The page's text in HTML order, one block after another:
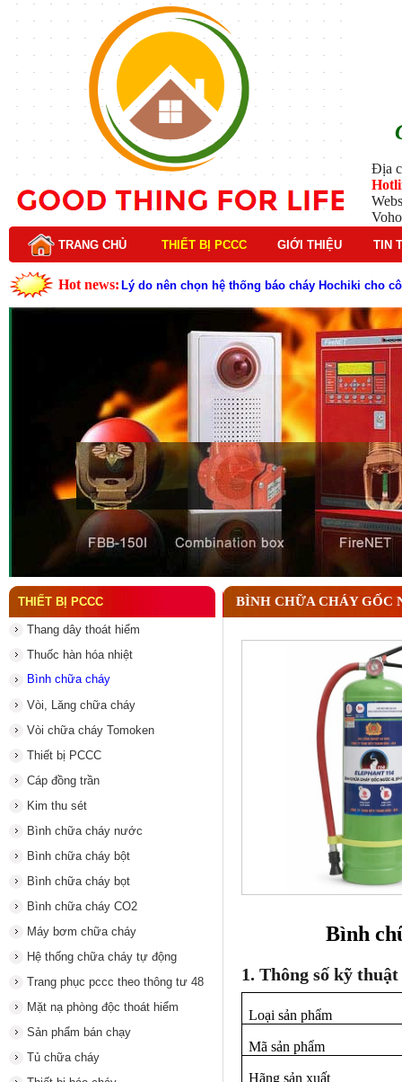
Địa
TRANG CHỦ THIẾT BỊ PCCC GIỚI THIỆU TIN
Hot news: Lý do nên chọn hệ thống báo cháy Hochiki cho
Cấu tạo và nguyên lý hoạt động của báo cháy
Tìm hiểu chi tiết về hệ thống báo cháy Horing
Các loại thang dây thoát hiểm phổ biến trên thị
Thang dây thoát hiểm có tác dụng gì trong tình
Cấu tạo đầu phun chữa cháy trong hệ thống
Kim thu sét là gì? Cấu tạo, nguyên lý hoạt động
Đầu phun chữa cháy là gì và nguyên lý hoạt động
Đầu phun chữa cháy là gì ? Tìm hiểu chi tiết từ A-
THIẾT BỊ PCCC
Thang dây thoát hiểm
Thuốc hàn hóa nhiệt
Bình chữa cháy
Vòi, Lăng chữa cháy
Vòi chữa cháy Tomoken
Thiết bị PCCC
Cáp đồng trần
Kim thu sét
Bình chữa cháy nước
Bình chữa cháy bột
Bình chữa cháy bọt
Bình chữa cháy CO2
Máy bơm chữa cháy
Hệ thống chữa cháy tự động
Trang phục pccc theo thông tư 48
Mặt nạ phòng độc thoát hiểm
Sản phẩm bán chạy
Tủ chữa cháy
BÌNH CHỮA CHÁY GỐC
Bình
1. Thông số kỹ
Loại sản phẩm
Mã sản phẩm
Hãng sản xuất